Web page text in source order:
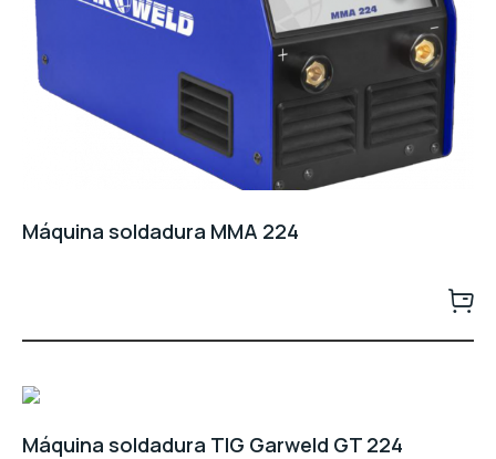
Máquina soldadura MMA 224
Máquina soldadura TIG Garweld GT 224